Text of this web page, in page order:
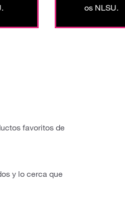
os NLSU.
favoritos de
y lo cerca que